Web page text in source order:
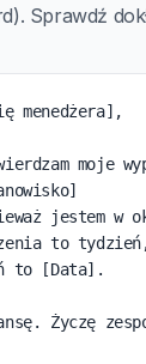
Sprawdź
menedżera],
moje
jestem w
to
to [Data].
Życzę